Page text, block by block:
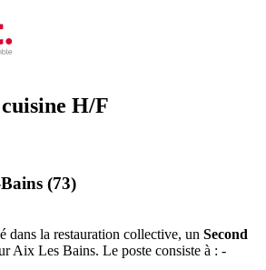
cuisine H/F
(73)
dans la restauration collective, un Second
Aix Les Bains. Le poste consiste à : -